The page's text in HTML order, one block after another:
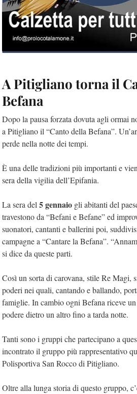
A Pitigliano torna il
Befana
Dopo la pausa forzata dovuta agli ormai
a Pitigliano il “Canto della Befana”.
perde nella notte dei tempi.
È una delle tradizioni più importanti e
sera della vigilia dell’Epifania.
La sera del 5 gennaio gli abitanti del
travestono da “Befani e Befane” ed
suonatori, cantanti e ballerini poi,
campagne a “Cantare la Befana”.
si dice da queste parti.
Così un sorta di carovana, stile Re Magi,
poderi nei quali, cantando e ballando,
famiglie. In cambio ogni Befana riceve
podere dietro un altro fino a tarda notte.
Tanti sono i gruppi che partecipano a
incontrato il gruppo più rappresentativo
Polisportiva San Rocco di Pitigliano.
Oltre alla lunga storia di questo gruppo,